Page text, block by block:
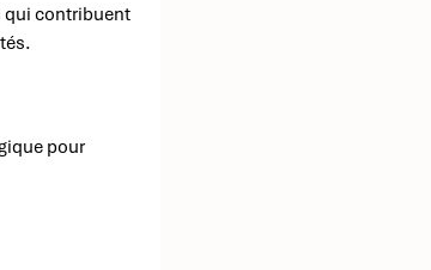
qui contribuent
pour